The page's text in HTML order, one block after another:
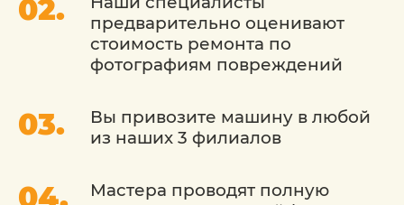
предварительно оценивают
стоимость ремонта по
фотографиям повреждений
Вы привозите машину в любой
из наших 3 филиалов
Мастера проводят полную